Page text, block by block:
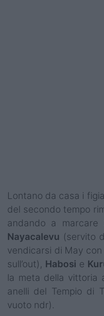
Shop
Lontano da casa i
del secondo tempo
andando a
Nayacalevu (servito
vendicarsi di May
sull’out), Habosi e
la meta della vittoria
anelli del Tempio di
vuoto ndr).